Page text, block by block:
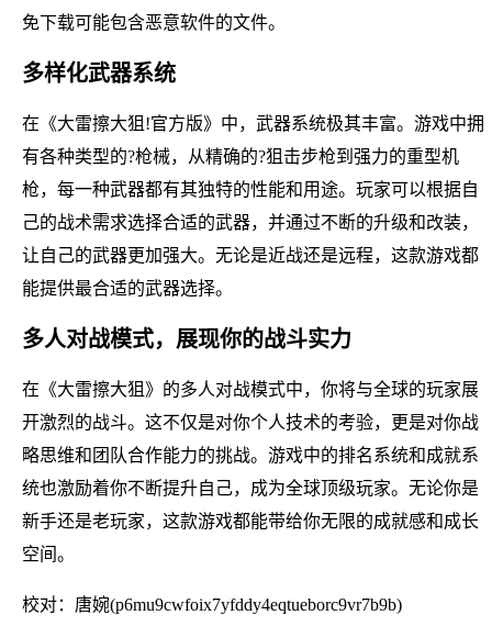
免下载可能包含恶意软件的文件。
多样化武器系统
在《大雷擦大狙!官方版》中，武器系统极其丰富。游戏中拥
有各种类型的?枪械，从精确的?狙击步枪到强力的重型机
枪，每一种武器都有其独特的性能和用途。玩家可以根据自
己的战术需求选择合适的武器，并通过不断的升级和改装，
让自己的武器更加强大。无论是近战还是远程，这款游戏都
能提供最合适的武器选择。
多人对战模式，展现你的战斗实力
在《大雷擦大狙》的多人对战模式中，你将与全球的玩家展
开激烈的战斗。这不仅是对你个人技术的考验，更是对你战
略思维和团队合作能力的挑战。游戏中的排名系统和成就系
统也激励着你不断提升自己，成为全球顶级玩家。无论你是
新手还是老玩家，这款游戏都能带给你无限的成就感和成长
空间。
校对：唐婉(p6mu9cwfoix7yfddy4eqtueborc9vr7b9b)